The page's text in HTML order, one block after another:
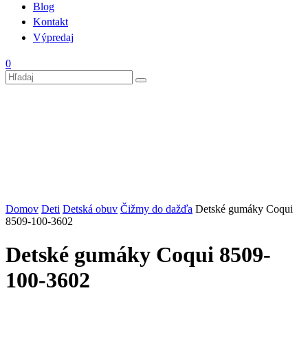
Blog
Kontakt
Výpredaj
0
Domov Deti Detská obuv Čižmy do dažďa Detské gumáky Coqui
8509-100-3602
Detské gumáky Coqui 8509-
100-3602